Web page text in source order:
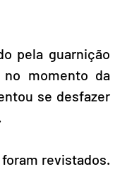
pela guarnição
momento da
se desfazer
revistados.